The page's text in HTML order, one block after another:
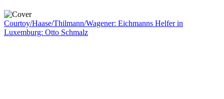
Courtoy/Haase/Thilmann/Wagener: Eichmanns Helfer in
Luxemburg: Otto Schmalz